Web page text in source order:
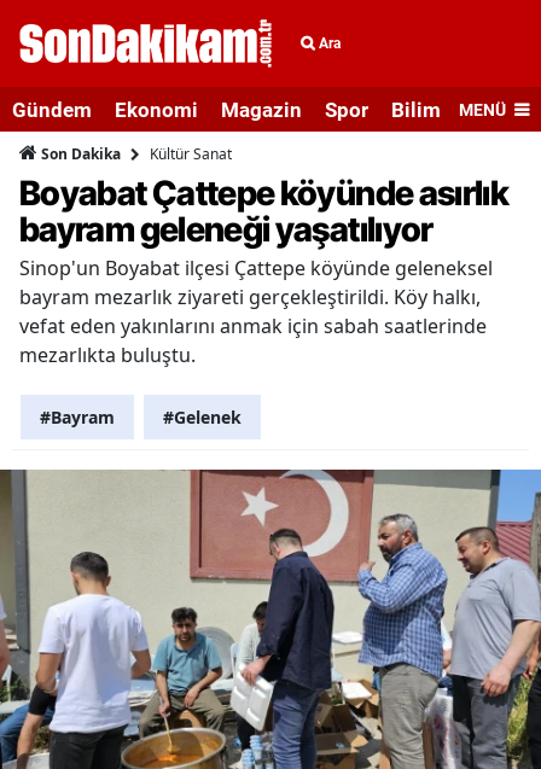
Ara
Gündem Ekonomi Magazin Spor Bilim veMENÜ
Son Dakika Kültür Sanat
Boyabat Çattepe köyünde asırlık
bayram geleneği yaşatılıyor
Sinop'un Boyabat ilçesi Çattepe köyünde geleneksel
bayram mezarlık ziyareti gerçekleştirildi. Köy halkı,
vefat eden yakınlarını anmak için sabah saatlerinde
mezarlıkta buluştu.
#Bayram #Gelenek